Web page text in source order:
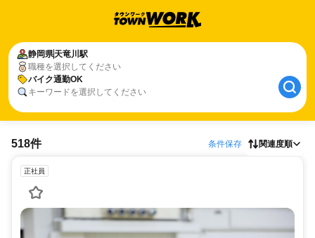
静岡県天竜川駅
職種を選択してください
バイク通勤OK
キーワードを選択してください
518件 条件保存 関連度順
正社員